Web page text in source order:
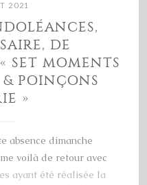
2021
DE
SET MOMENTS
POINÇONS
»
absence dimanche
voilà de retour avec
ayant été réalisée la